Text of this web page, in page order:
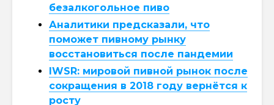
безалкогольное пиво
Аналитики предсказали, что
поможет пивному рынку
восстановиться после пандемии
IWSR: мировой пивной рынок после
сокращения в 2018 году вернётся к
росту